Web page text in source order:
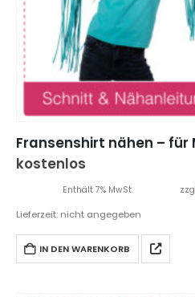
kostenlos
Enthält 7% MwSt.
Lieferzeit: nicht angegeben
IN DEN WARENKORB